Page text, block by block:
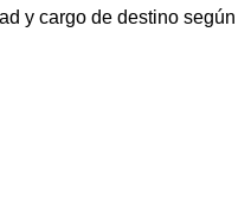
y cargo de destino según